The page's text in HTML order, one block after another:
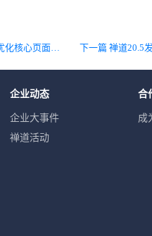
上一篇 禅道旗舰版4.13.stable发布啦，深度兼容达梦数据库，优化核心页面性能，修复Bug
企业动态
企业大事件
禅道活动
合
成